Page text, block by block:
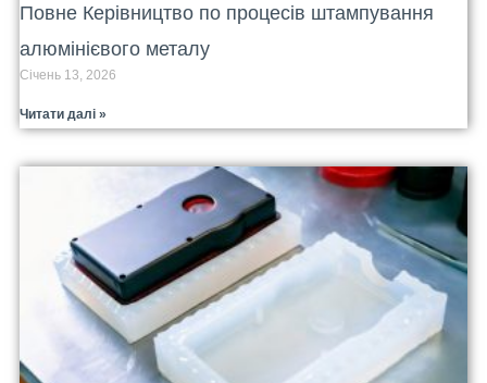
Повне Керівництво по процесів штампування
алюмінієвого металу
Січень 13, 2026
Читати далі »